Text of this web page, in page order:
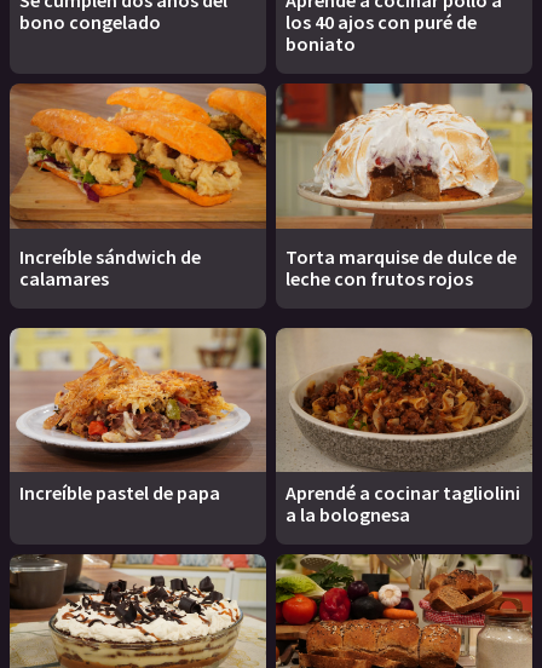
bono congelado
los 40 ajos con puré de
boniato
Increíble sándwich de
calamares
Torta marquise de dulce de
leche con frutos rojos
Increíble pastel de papa
Aprendé a cocinar tagliolini
a la bolognesa